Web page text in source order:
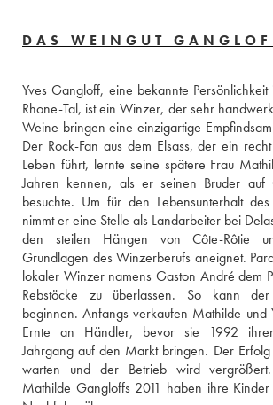
DAS WEINGUT
Yves Gangloff, eine bekannte
Rhone-Tal, ist ein Winzer, der sehr
Weine bringen eine einzigartige
Der Rock-Fan aus dem Elsass, der ein
Leben führt, lernte seine spätere Frau
Jahren kennen, als er seinen Bruder auf
besuchte. Um für den Lebensunterhalt
nimmt er eine Stelle als Landarbeiter bei
den steilen Hängen von Côte-Rôtie
Grundlagen des Winzerberufs aneignet.
lokaler Winzer namens Gaston André dem
Rebstöcke zu überlassen. So kann der
beginnen. Anfangs verkaufen Mathilde und
Ernte an Händler, bevor sie 1992
Jahrgang auf den Markt bringen. Der Erfolg
warten und der Betrieb wird
Mathilde Gangloffs 2011 haben ihre